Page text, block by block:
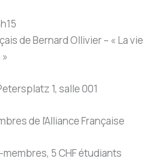
de Bernard Ollivier – « La vie
1, salle 001
de l’Alliance Française
membres, 5 CHF étudiants